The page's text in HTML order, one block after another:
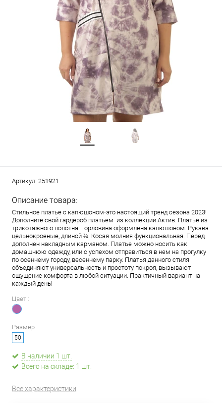
Артикул: 251921
Описание товара:
Стильное платье с капюшоном-это настоящий тренд сезона 2023!
Дополните свой гардероб платьем из коллекции Актив. Платье из
трикотажного полотна. Горловина оформлена капюшоном. Рукава
цельнокроеные, длиной ¾. Косая молния функциональная. Перед
дополнен накладным карманом. Платье можно носить как
домашнюю одежду, или с успехом отправиться в нем на прогулку
по осеннему городу, весеннему парку. Платья данного стиля
объединяют универсальность и простоту покроя, вызывают
ощущение комфорта в любой ситуации. Практичный вариант на
каждый день!
Цвет :
Размер :
50
В наличии 1 шт.
Всего на складе: 1 шт.
Все характеристики